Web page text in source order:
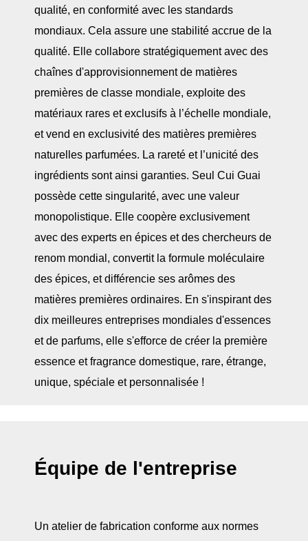
qualité, en conformité avec les standards
mondiaux. Cela assure une stabilité accrue de la
qualité. Elle collabore stratégiquement avec des
chaînes d'approvisionnement de matières
premières de classe mondiale, exploite des
matériaux rares et exclusifs à l’échelle mondiale,
et vend en exclusivité des matières premières
naturelles parfumées. La rareté et l’unicité des
ingrédients sont ainsi garanties. Seul Cui Guai
possède cette singularité, avec une valeur
monopolistique. Elle coopère exclusivement
avec des experts en épices et des chercheurs de
renom mondial, convertit la formule moléculaire
des épices, et différencie ses arômes des
matières premières ordinaires. En s'inspirant des
dix meilleures entreprises mondiales d'essences
et de parfums, elle s'efforce de créer la première
essence et fragrance domestique, rare, étrange,
unique, spéciale et personnalisée !
Équipe de l'entreprise
Un atelier de fabrication conforme aux normes